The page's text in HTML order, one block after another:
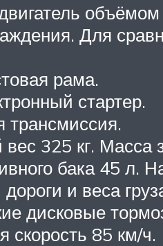
Для
рама.
стартер.
трансмиссия.
325 кг. Масса
бака 45 л.
и веса
дисковые
скорость 85 км/ч.